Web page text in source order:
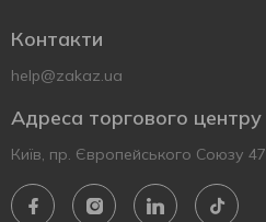
Контакти
help@zakaz.ua
Адреса торгового центру
Київ, пр. Європейського Союзу 47